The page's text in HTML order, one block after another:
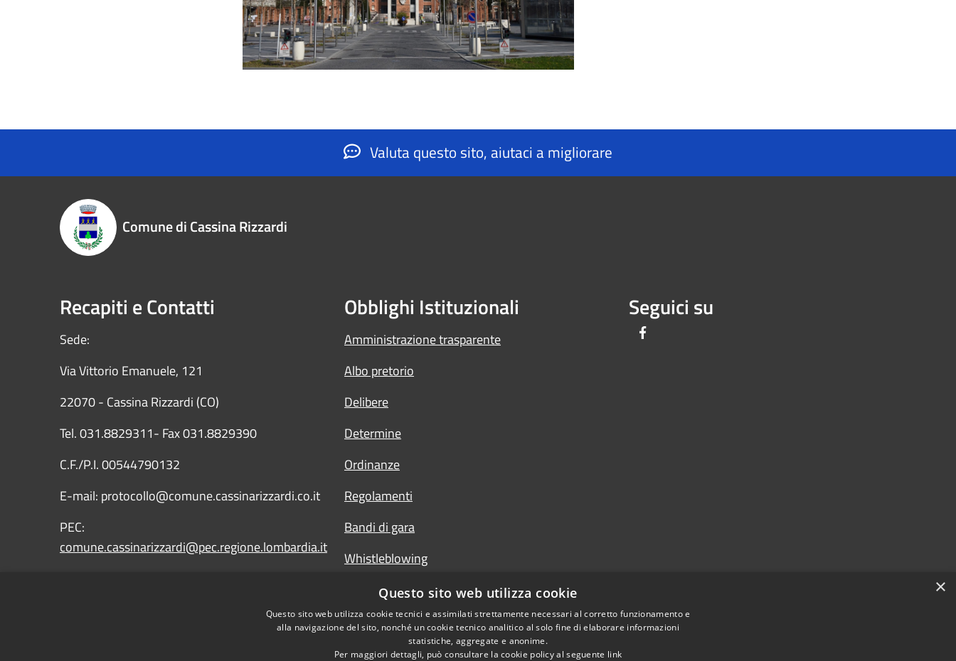
Valuta questo sito, aiutaci a migliorare
Comune di Cassina Rizzardi
Recapiti e Contatti
Sede:
Via Vittorio Emanuele, 121
22070 - Cassina Rizzardi (CO)
Tel. 031.8829311- Fax 031.8829390
C.F./P.I. 00544790132
E-mail: protocollo@comune.cassinarizzardi.co.it
PEC:
comune.cassinarizzardi@pec.regione.lombardia.it
Obblighi Istituzionali
Amministrazione trasparente
Albo pretorio
Delibere
Determine
Ordinanze
Regolamenti
Bandi di gara
Whistleblowing
Seguici su
×
Questo sito web utilizza cookie
Questo sito web utilizza cookie tecnici e assimilati strettamente necessari al corretto funzionamento e
alla navigazione del sito, nonché un cookie tecnico analitico al solo fine di elaborare informazioni
statistiche, aggregate e anonime.
Per maggiori dettagli, può consultare la cookie policy al seguente link